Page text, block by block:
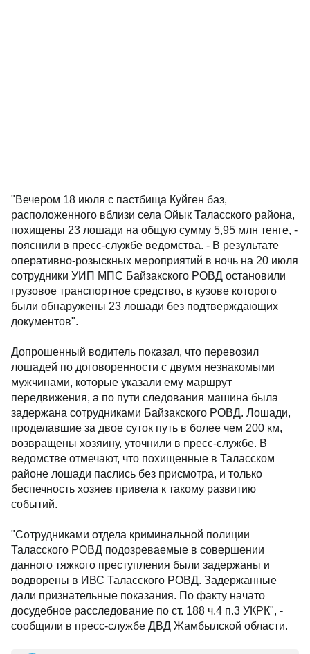
"Вечером 18 июля с пастбища Куйген баз,
расположенного вблизи села Ойык Таласского района,
похищены 23 лошади на общую сумму 5,95 млн тенге, -
пояснили в пресс-службе ведомства. - В результате
оперативно-розыскных мероприятий в ночь на 20 июля
сотрудники УИП МПС Байзакского РОВД остановили
грузовое транспортное средство, в кузове которого
были обнаружены 23 лошади без подтверждающих
документов".
Допрошенный водитель показал, что перевозил
лошадей по договоренности с двумя незнакомыми
мужчинами, которые указали ему маршрут
передвижения, а по пути следования машина была
задержана сотрудниками Байзакского РОВД. Лошади,
проделавшие за двое суток путь в более чем 200 км,
возвращены хозяину, уточнили в пресс-службе. В
ведомстве отмечают, что похищенные в Таласском
районе лошади паслись без присмотра, и только
беспечность хозяев привела к такому развитию
событий.
"Сотрудниками отдела криминальной полиции
Таласского РОВД подозреваемые в совершении
данного тяжкого преступления были задержаны и
водворены в ИВС Таласского РОВД. Задержанные
дали признательные показания. По факту начато
досудебное расследование по ст. 188 ч.4 п.3 УКРК", -
сообщили в пресс-службе ДВД Жамбылской области.